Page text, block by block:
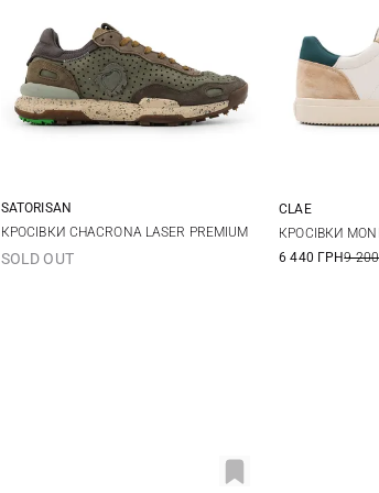
40 41 42 43
SATORISAN
КРОСІВКИ CHACRONA LASER PREMIUM
SOLD OUT
8 US 9
CLAE
КРОСІВКИ
6 440 ГРН9